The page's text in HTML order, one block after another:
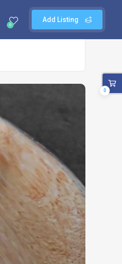
Add Listing
0
0